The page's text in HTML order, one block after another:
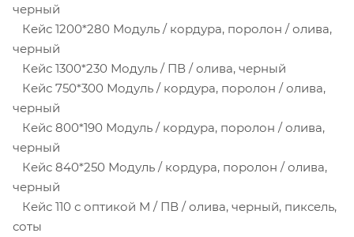
черный
Кейс 1200*280 Модуль / кордура, поролон / олива,
черный
Кейс 1300*230 Модуль / ПВ / олива, черный
Кейс 750*300 Модуль / кордура, поролон / олива,
черный
Кейс 800*190 Модуль / кордура, поролон / олива,
черный
Кейс 840*250 Модуль / кордура, поролон / олива,
черный
Кейс 110 с оптикой М / ПВ / олива, черный, пиксель,
соты